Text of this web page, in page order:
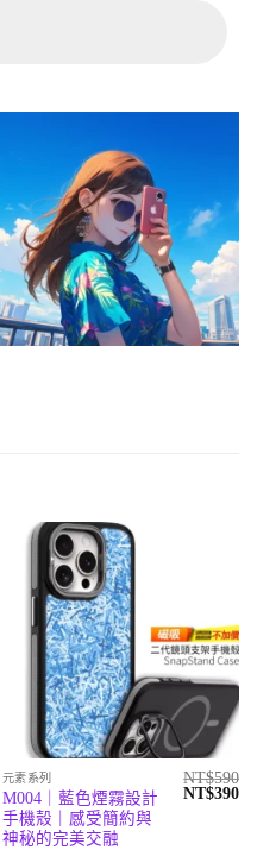
元素系列
M004｜藍色煙霧設計
手機殼｜感受簡約與
神秘的完美交融
NT$590
原
NT$390目